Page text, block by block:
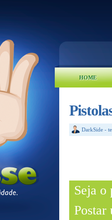
HOME
DarkSide -
Seja o
Postar